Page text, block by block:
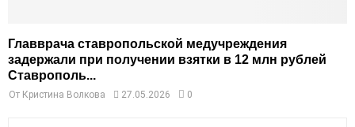
Главврача ставропольской медучреждения
задержали при получении взятки в 12 млн рублей
Ставрополь...
От Кристина Волкова 27.05.2026 0